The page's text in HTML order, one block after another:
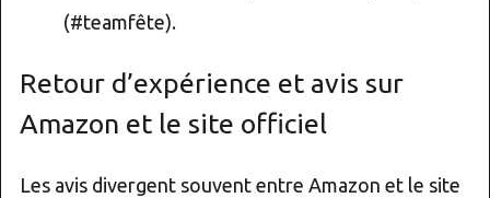
(#teamfête).
Retour d’expérience et avis sur
Amazon et le site officiel
Les avis divergent souvent entre Amazon et le site